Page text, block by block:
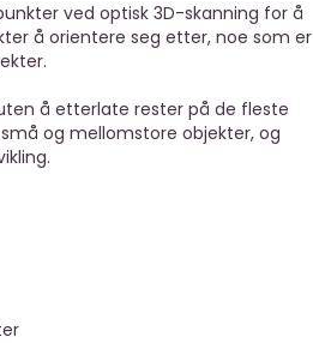
ved optisk 3D-skanning for å
å orientere seg etter, noe som er
å etterlate rester på de fleste
og mellomstore objekter, og